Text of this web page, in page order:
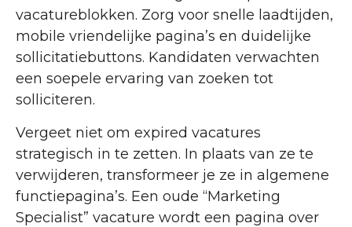
vacatureblokken. Zorg voor snelle laadtijden,
mobile vriendelijke pagina’s en duidelijke
sollicitatiebuttons. Kandidaten verwachten
een soepele ervaring van zoeken tot
solliciteren.
Vergeet niet om expired vacatures
strategisch in te zetten. In plaats van ze te
verwijderen, transformeer je ze in algemene
functiepagina’s. Een oude “Marketing
Specialist” vacature wordt een pagina over